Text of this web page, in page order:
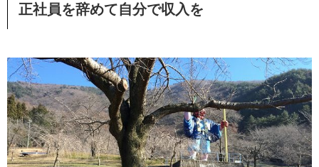
正社員を辞めて自分で収入を